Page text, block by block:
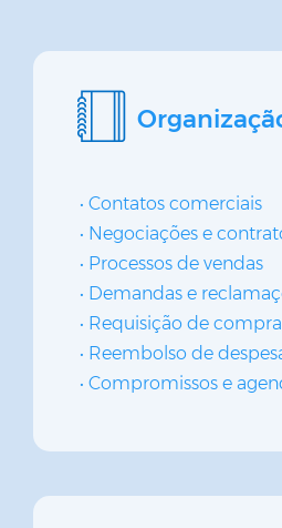
Contatos comerciais
Negociações e
Processos de vendas
Demandas e
Requisição de
Reembolso de
Compromissos e